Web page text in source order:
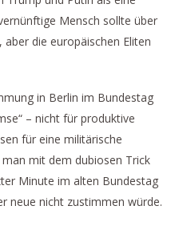
Mensch sollte über
aber die europäischen Eliten
in Berlin im Bundestag
– nicht für produktive
für eine militärische
mit dem dubiosen Trick
Minute im alten Bundestag
neue nicht zustimmen würde.